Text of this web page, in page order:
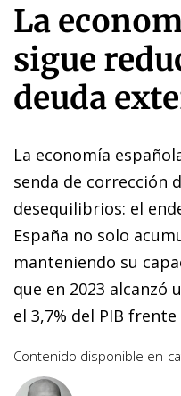
La
sigue
deuda
La economía
senda de corrección
desequilibrios: el
España no solo
manteniendo su
que en 2023 alcanzó
el 3,7% del PIB frente
Contenido disponible en